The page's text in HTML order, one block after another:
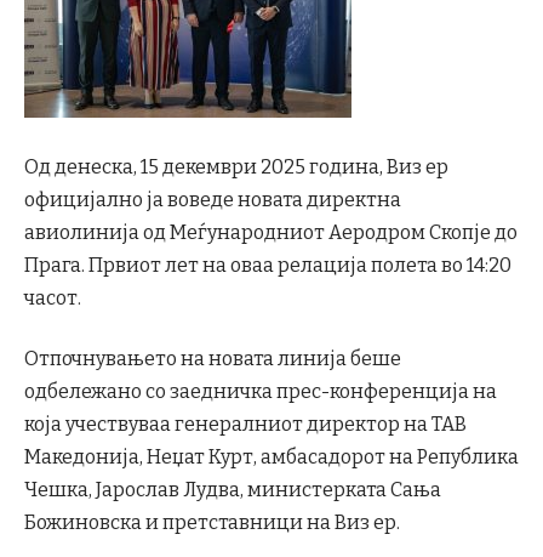
Од денеска, 15 декември 2025 година, Виз ер
официјално ја воведе новата директна
авиолинија од Меѓународниот Аеродром Скопје до
Прага. Првиот лет на оваа релација полета во 14:20
часот.
Отпочнувањето на новата линија беше
одбележано со заедничка прес-конференција на
која учествуваа генералниот директор на ТАВ
Македонија, Неџат Курт, амбасадорот на Република
Чешка, Јарослав Лудва, министерката Сања
Божиновска и претставници на Виз ер.